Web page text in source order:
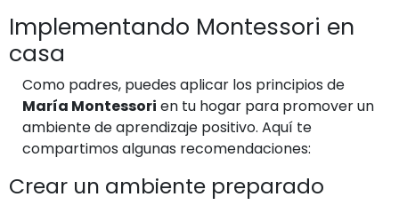
Implementando Montessori en
casa
Como padres, puedes aplicar los principios de
María Montessori en tu hogar para promover un
ambiente de aprendizaje positivo. Aquí te
compartimos algunas recomendaciones:
Crear un ambiente preparado